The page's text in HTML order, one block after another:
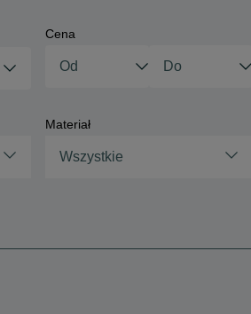
Cena
Materiał
Wszystkie